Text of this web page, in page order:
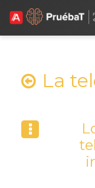
La
TutorIA